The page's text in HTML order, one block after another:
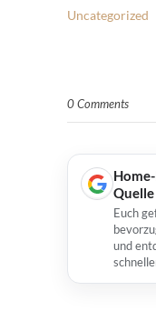
Uncategorized
0 Comments
Euch
und